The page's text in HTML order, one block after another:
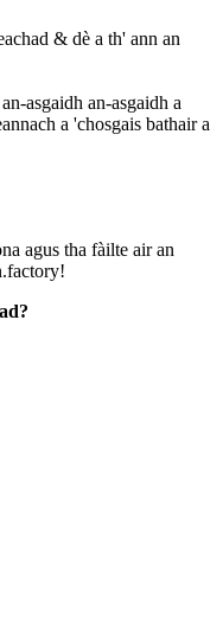
& dè a th' ann an
asgaidh an-asgaidh a
a 'chosgais bathair a
agus tha fàilte air an